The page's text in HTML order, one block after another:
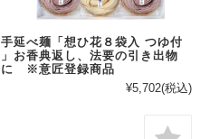
手延べ麺「想ひ花８袋入 つゆ付
」お香典返し、法要の引き出物
に ※意匠登録商品
¥5,702(税込)